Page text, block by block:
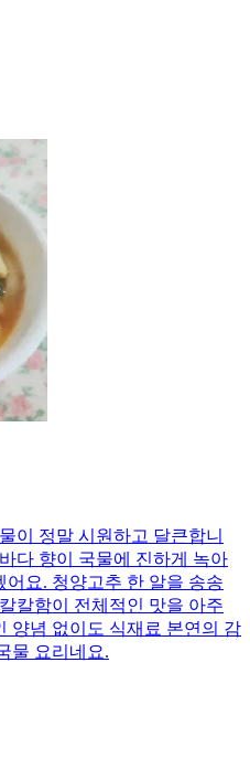
이 정말 시원하고 달큰합니
다 향이 국물에 진하게 녹아
요. 청양고추 한 알을 송송
칼함이 전체적인 맛을 아주
양념 없이도 식재료 본연의 감
물 요리네요.